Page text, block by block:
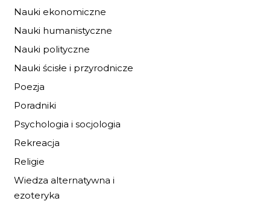
Nauki ekonomiczne
Nauki humanistyczne
Nauki polityczne
Nauki ścisłe i przyrodnicze
Poezja
Poradniki
Psychologia i socjologia
Rekreacja
Religie
Wiedza alternatywna i
ezoteryka